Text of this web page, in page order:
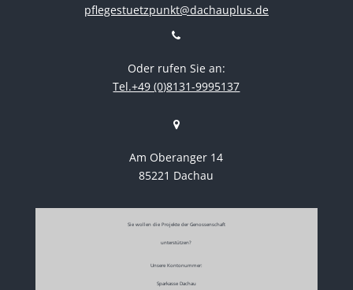
pflegestuetzpunkt@dachauplus.de
Oder rufen Sie an:
Tel.+49 (0)8131-9995137
Am Oberanger 14
85221 Dachau
Sie wollen die Projekte der Genossenschaft
unterstützen?
Unsere Kontonummer:
Sparkasse Dachau